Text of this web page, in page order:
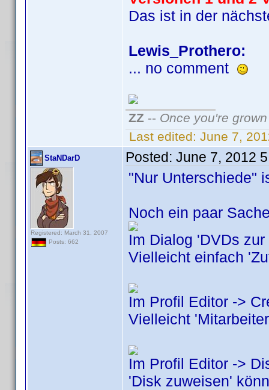
Das ist in der
Lewis_Prothero:
... no comment
ZZ -- Once you're
Last edited: June 7,
StaNDarD
Registered: March 31, 2007
Posts: 662
Posted: June 7, 2012
"Nur Unterschiede"
Noch ein paar
Im Dialog 'DVDs
Vielleicht einfach
Im Profil Editor ->
Vielleicht
Im Profil Editor ->
'Disk zuweisen'